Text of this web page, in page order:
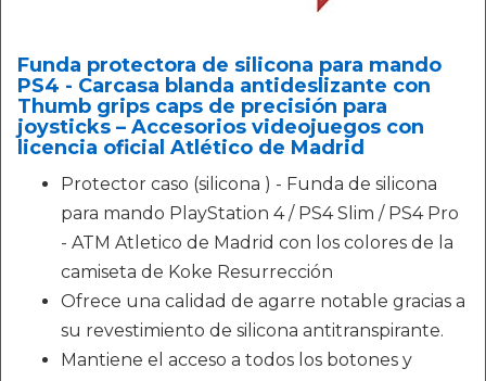
Funda protectora de silicona para mando
PS4 - Carcasa blanda antideslizante con
Thumb grips caps de precisión para
joysticks – Accesorios videojuegos con
licencia oficial Atlético de Madrid
Protector caso (silicona ) - Funda de silicona
para mando PlayStation 4 / PS4 Slim / PS4 Pro
- ATM Atletico de Madrid con los colores de la
camiseta de Koke Resurrección
Ofrece una calidad de agarre notable gracias a
su revestimiento de silicona antitranspirante.
Mantiene el acceso a todos los botones y